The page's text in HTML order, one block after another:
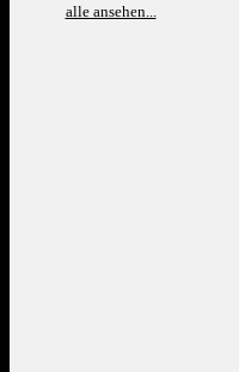
alle ansehen...